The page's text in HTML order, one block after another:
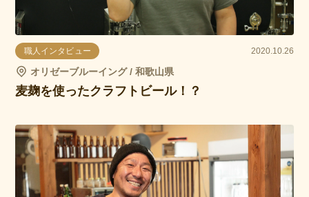
職人インタビュー 2020.10.26
オリゼーブルーイング / 和歌山県
麦麹を使ったクラフトビール！？